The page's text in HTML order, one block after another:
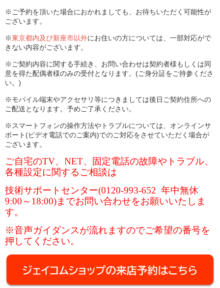
※ご予約を頂いた場合におかれましても、お待ちいただく可能性が
ございます。
※東京都内及び新座市以外にお住いの方については、一部対応がで
きない内容がございます。
※ご契約内容に関する手続き、お問い合わせは契約者様もしくは同
意を得た配偶者様のみの受付となります。(ご身分証をご持参くださ
い。)
※モバイル端末やアクセサリ等につきましては後日ご契約住所への
ご配送となります。 予めご了承ください。
※スマートフォンの操作方法やトラブルについては、 オンラインサ
ポート(ビデオ電話でのご案内)でのご対応をさせていただく場合が
ございます。
ご自宅のTV、NET、固定電話の故障やトラブル、
各種設定に関するご相談は
技術サポートセンター(0120-993-652 年中無休
9:00～18:00)までお問い合わせをお願いいたしま
す。
※音声ガイダンスが流れますのでご希望の番号を
押してください。